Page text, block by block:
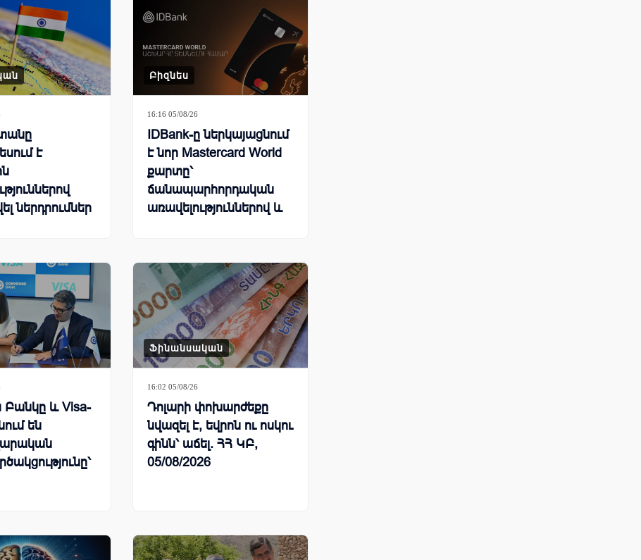
է
ներդրումներ
Բիզնես
16:16 05/08/26
IDBank-ը ներկայացնում
է նոր Mastercard World
քարտը՝
ճանապարհորդական
առավելություններով և
Բանկը և Visa-
են
Ֆինանսական
16:02 05/08/26
Դոլարի փոխարժեքը
նվազել է, եվրոն ու ոսկու
գինն՝ աճել. ՀՀ ԿԲ,
05/08/2026